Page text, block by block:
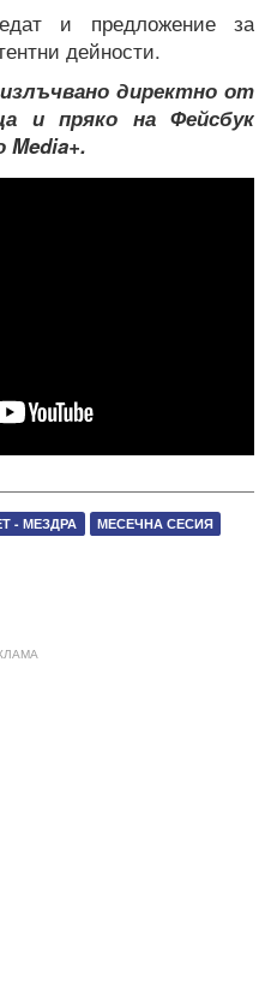
и предложение за
дейности.
директно от
и пряко на Фейсбук
- МЕЗДРА МЕСЕЧНА СЕСИЯ